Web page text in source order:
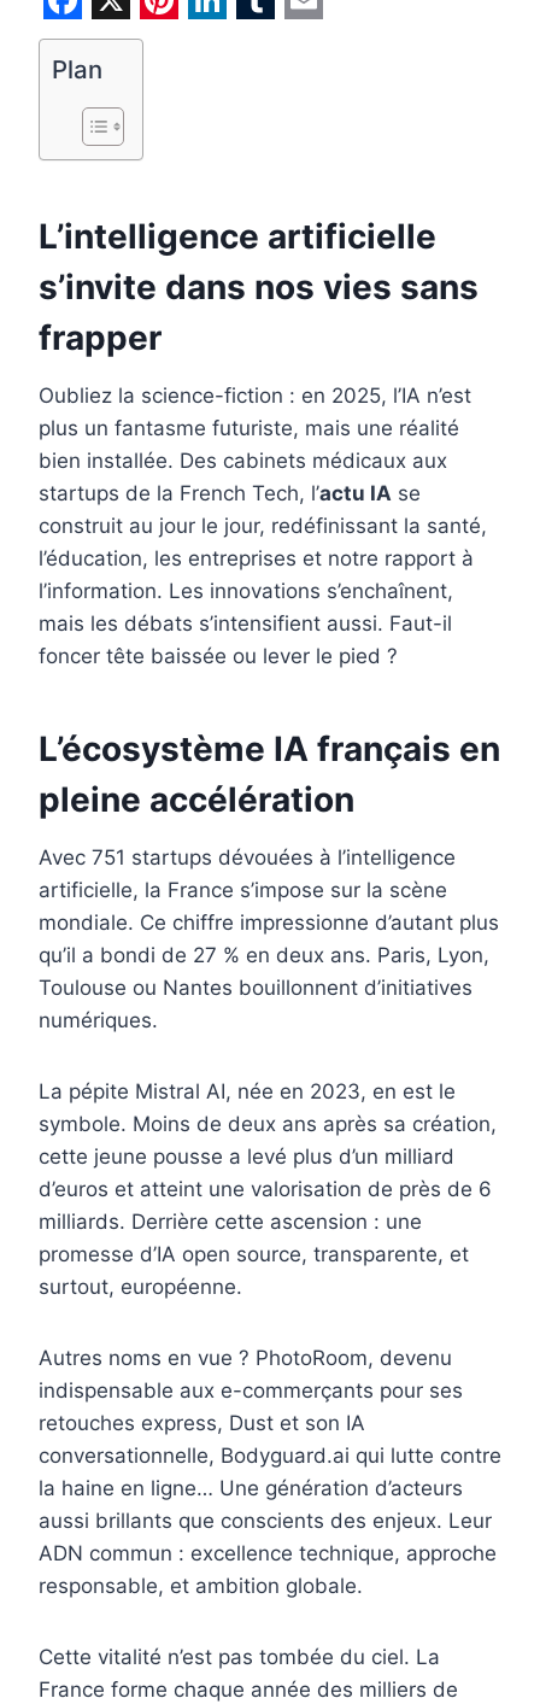
F
a
e
o
o
k
X P
t
r
e
s
t
d
I
n
r
Plan
L’intelligence artificielle
s’invite dans nos vies sans
frapper
Oubliez la science-fiction : en 2025, l’IA n’est
plus un fantasme futuriste, mais une réalité
bien installée. Des cabinets médicaux aux
startups de la French Tech, l’actu IA se
construit au jour le jour, redéfinissant la santé,
l’éducation, les entreprises et notre rapport à
l’information. Les innovations s’enchaînent,
mais les débats s’intensifient aussi. Faut-il
foncer tête baissée ou lever le pied ?
L’écosystème IA français en
pleine accélération
Avec 751 startups dévouées à l’intelligence
artificielle, la France s’impose sur la scène
mondiale. Ce chiffre impressionne d’autant plus
qu’il a bondi de 27 % en deux ans. Paris, Lyon,
Toulouse ou Nantes bouillonnent d’initiatives
numériques.
La pépite Mistral AI, née en 2023, en est le
symbole. Moins de deux ans après sa création,
cette jeune pousse a levé plus d’un milliard
d’euros et atteint une valorisation de près de 6
milliards. Derrière cette ascension : une
promesse d’IA open source, transparente, et
surtout, européenne.
Autres noms en vue ? PhotoRoom, devenu
indispensable aux e-commerçants pour ses
retouches express, Dust et son IA
conversationnelle, Bodyguard.ai qui lutte contre
la haine en ligne… Une génération d’acteurs
aussi brillants que conscients des enjeux. Leur
ADN commun : excellence technique, approche
responsable, et ambition globale.
Cette vitalité n’est pas tombée du ciel. La
France forme chaque année des milliers de